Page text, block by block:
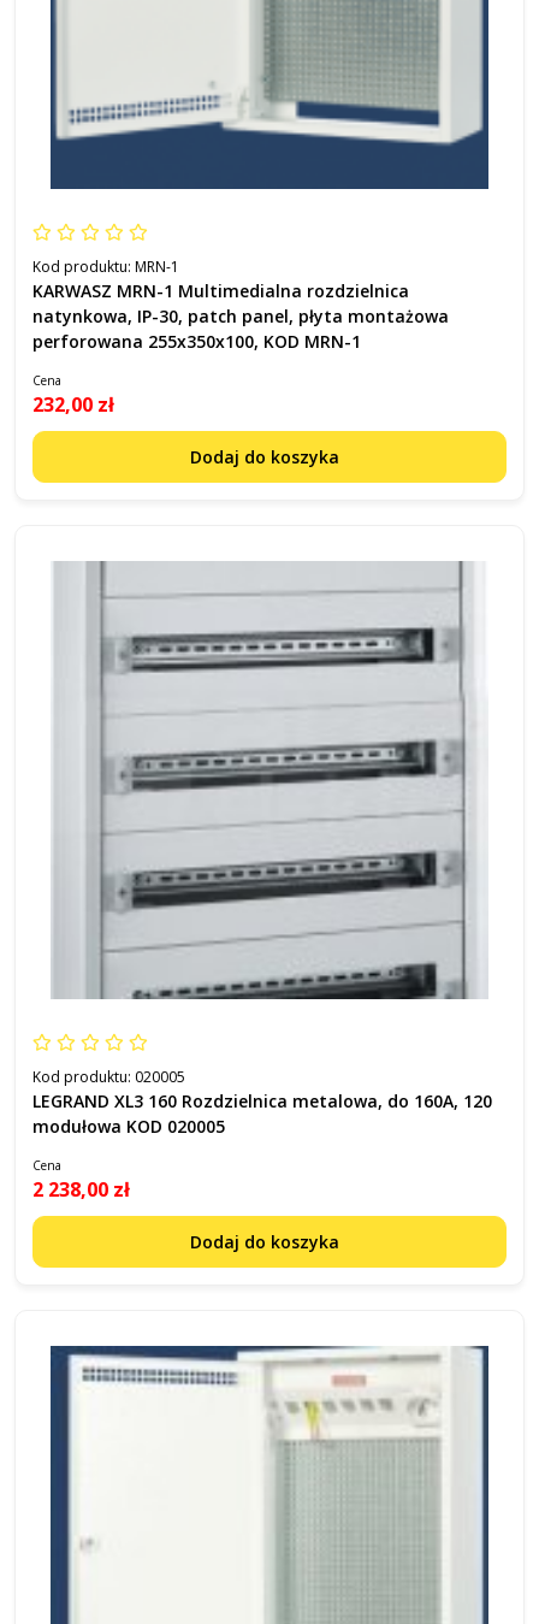
Kod produktu: MRN-1
KARWASZ MRN-1 Multimedialna rozdzielnica
natynkowa, IP-30, patch panel, płyta montażowa
perforowana 255x350x100, KOD MRN-1
Cena
232,00 zł
Dodaj do koszyka
Kod produktu: 020005
LEGRAND XL3 160 Rozdzielnica metalowa, do 160A, 120
modułowa KOD 020005
Cena
2 238,00 zł
Dodaj do koszyka